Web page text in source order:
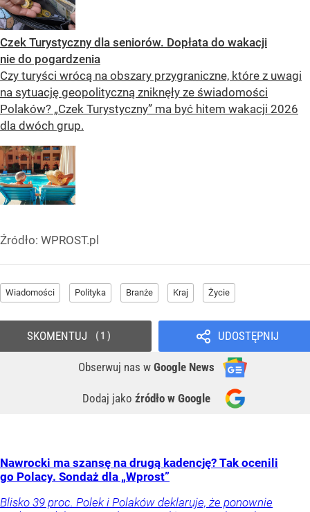
Czek Turystyczny dla seniorów. Dopłata do wakacji
nie do pogardzenia
Czy turyści wrócą na obszary przygraniczne, które z uwagi
na sytuację geopolityczną zniknęły ze świadomości
Polaków? „Czek Turystyczny” ma być hitem wakacji 2026
dla dwóch grup.
Źródło: WPROST.pl
Wiadomości Polityka Branże Kraj Życie
UDOSTĘPNIJ
Obserwuj nas w Google News
Dodaj jako źródło w Google
SKOMENTUJ 1
Nawrocki ma szansę na drugą kadencję? Tak ocenili
go Polacy. Sondaż dla „Wprost”
Blisko 39 proc. Polek i Polaków deklaruje, że ponownie